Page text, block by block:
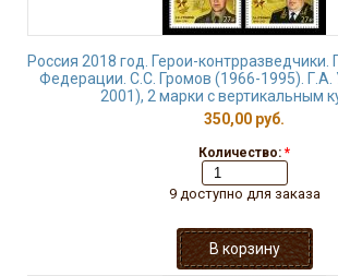
Россия 2018 год. Герои-контрразведчики.
Федерации. С.С. Громов (1966-1995).
2001), 2 марки с вертикальным
350,00 руб.
Количество: *
9 доступно для заказа